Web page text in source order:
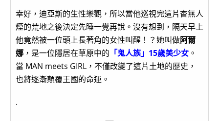
幸好，迪亞斯的生性樂觀，所以當他巡視完這片杳無人
煙的荒地之後決定先睡一覺再說。沒有想到，隔天早上
他竟然被一位頭上長著角的女性叫醒！？她叫做阿爾
娜 ，是一位隱居在草原中的 「鬼人族」15歲美少女 。
當 MAN meets GIRL，不僅改變了這片土地的歷史，
也將逐漸顛覆王國的命運。
.